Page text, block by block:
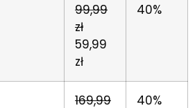
99,99
zł
59,99
zł
40%
169,99
40%